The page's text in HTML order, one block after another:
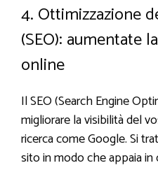
4. Ottimizzazione
(SEO): aumentate
online
Il SEO (Search Engine
migliorare la visibilità del
ricerca come Google. Si
sito in modo che appaia in